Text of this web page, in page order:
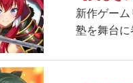
新作ゲー
塾を舞台に